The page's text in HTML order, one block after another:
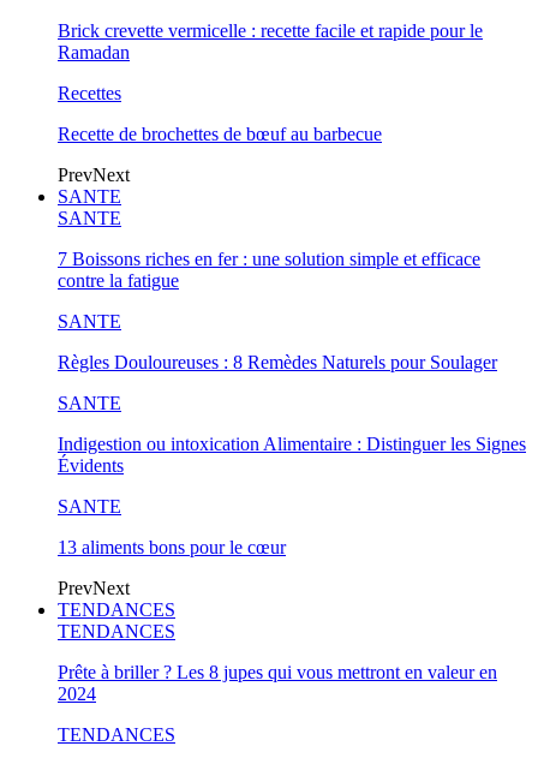
Brick crevette vermicelle : recette facile et rapide pour le
Ramadan
Recettes
Recette de brochettes de bœuf au barbecue
PrevNext
SANTE
SANTE
7 Boissons riches en fer : une solution simple et efficace
contre la fatigue
SANTE
Règles Douloureuses : 8 Remèdes Naturels pour Soulager
SANTE
Indigestion ou intoxication Alimentaire : Distinguer les Signes
Évidents
SANTE
13 aliments bons pour le cœur
PrevNext
TENDANCES
TENDANCES
Prête à briller ? Les 8 jupes qui vous mettront en valeur en
2024
TENDANCES